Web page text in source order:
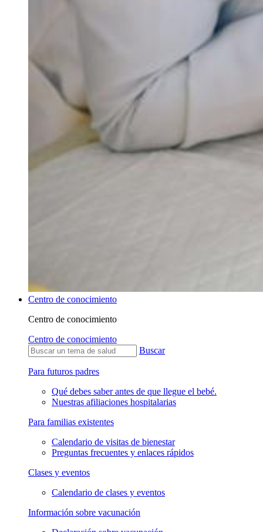
Centro de conocimiento
Centro de conocimiento
Centro de conocimiento
Buscar
Para futuros padres
Qué debes saber antes de que llegue el bebé.
Nuestras afiliaciones hospitalarias
Para familias existentes
Calendario de visitas de bienestar
Preguntas frecuentes y enlaces rápidos
Clases y eventos
Calendario de clases y eventos
Información sobre vacunación